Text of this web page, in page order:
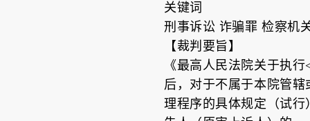
关键词
刑事诉讼 诈骗罪 检察机
【裁判要旨】
《最高人民法院关于执
后，对于不属于本院管
理程序的具体规定（试